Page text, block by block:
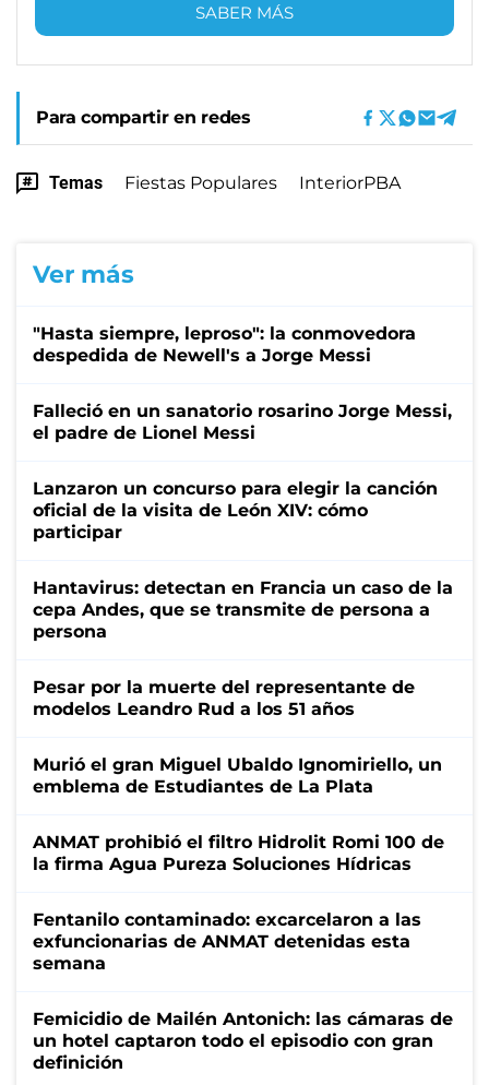
SABER MÁS
Para compartir en redes
Temas Fiestas Populares InteriorPBA
Ver más
"Hasta siempre, leproso": la conmovedora
despedida de Newell's a Jorge Messi
Falleció en un sanatorio rosarino Jorge Messi,
el padre de Lionel Messi
Lanzaron un concurso para elegir la canción
oficial de la visita de León XIV: cómo
participar
Hantavirus: detectan en Francia un caso de la
cepa Andes, que se transmite de persona a
persona
Pesar por la muerte del representante de
modelos Leandro Rud a los 51 años
Murió el gran Miguel Ubaldo Ignomiriello, un
emblema de Estudiantes de La Plata
ANMAT prohibió el filtro Hidrolit Romi 100 de
la firma Agua Pureza Soluciones Hídricas
Fentanilo contaminado: excarcelaron a las
exfuncionarias de ANMAT detenidas esta
semana
Femicidio de Mailén Antonich: las cámaras de
un hotel captaron todo el episodio con gran
definición